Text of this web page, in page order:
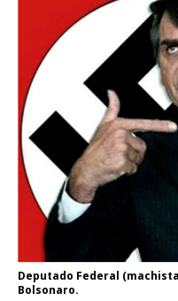
Deputado Federal
Bolsonaro.